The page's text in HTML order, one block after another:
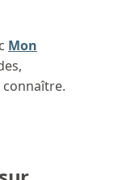
Mon